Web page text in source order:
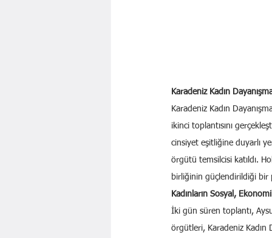
Karadeniz Kadın
Karadeniz Kadın
ikinci toplantısını
cinsiyet eşitliğine duyarlı
örgütü temsilcisi katıldı.
birliğinin güçlendirildiği bir
Kadınların Sosyal,
İki gün süren toplantı,
örgütleri, Karadeniz Kadın